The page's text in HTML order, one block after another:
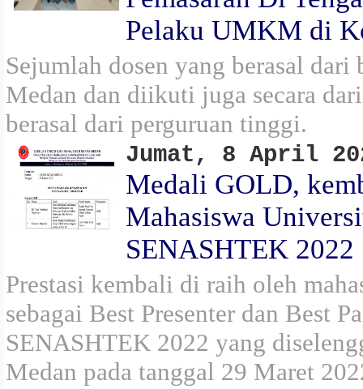
Pelaku UMKM di
Sejumlah dosen yang berasal
Medan dan diikuti juga secara
berasal dari perguruan tinggi.
Jumat, 8 April
Medali GOLD,
Mahasiswa
SENASHTEK 2022
Prestasi kembali di raih oleh
sebagai Best Presenter dan Best
SENASHTEK 2022 yang
Medan pada tanggal 29 Maret